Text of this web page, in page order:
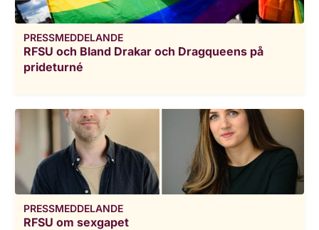
PRESSMEDDELANDE
RFSU och Bland Drakar och Dragqueens på
prideturné
PRESSMEDDELANDE
RFSU om sexgapet